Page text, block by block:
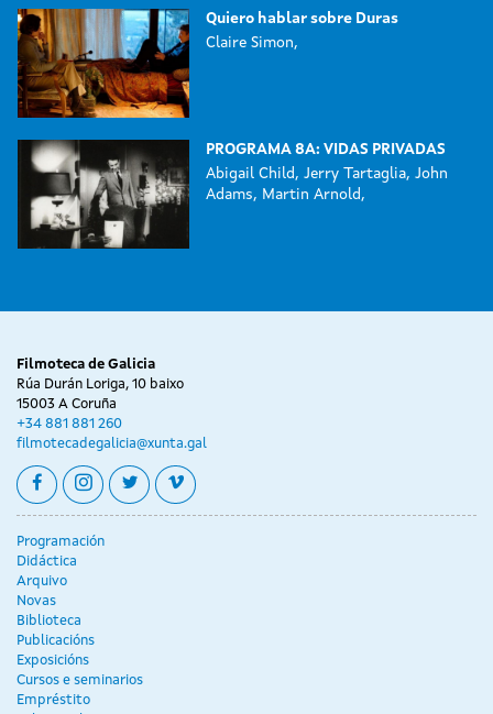
Quiero hablar sobre Duras
Claire Simon,
PROGRAMA 8A: VIDAS PRIVADAS
Abigail Child, Jerry Tartaglia, John
Adams, Martin Arnold,
Filmoteca de Galicia
Rúa Durán Loriga, 10 baixo
15003 A Coruña
+34 881 881 260
filmotecadegalicia@xunta.gal
facebookinstagram
twittervimeo
Programación
Didáctica
Arquivo
Novas
Biblioteca
Publicacións
Exposicións
Cursos e seminarios
Empréstito